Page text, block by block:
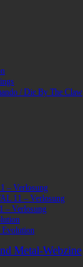
/ Die By The Claw
– Verlosung
11 – Verlosung
– Verlosung
Evolution
Metal-Webzine